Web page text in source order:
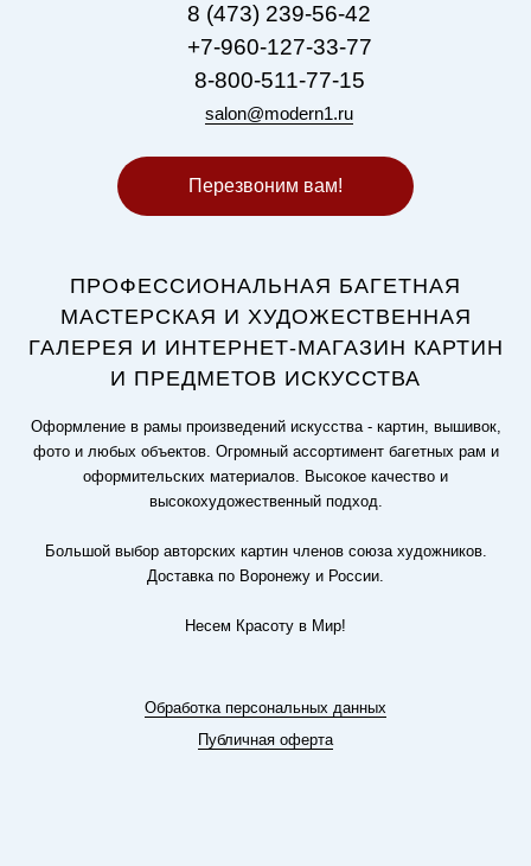
8 (473) 239-56-42
+7-960-127-33-77
8-800-511-77-15
salon@modern1.ru
Перезвоним вам!
ПРОФЕССИОНАЛЬНАЯ БАГЕТНАЯ
МАСТЕРСКАЯ И ХУДОЖЕСТВЕННАЯ
ГАЛЕРЕЯ И ИНТЕРНЕТ-МАГАЗИН КАРТИН
И ПРЕДМЕТОВ ИСКУССТВА
Оформление в рамы произведений искусства - картин, вышивок,
фото и любых объектов. Огромный ассортимент багетных рам и
оформительских материалов. Высокое качество и
высокохудожественный подход.
Большой выбор авторских картин членов союза художников.
Доставка по Воронежу и России.
Несем Красоту в Мир!
Обработка персональных данных
Публичная оферта